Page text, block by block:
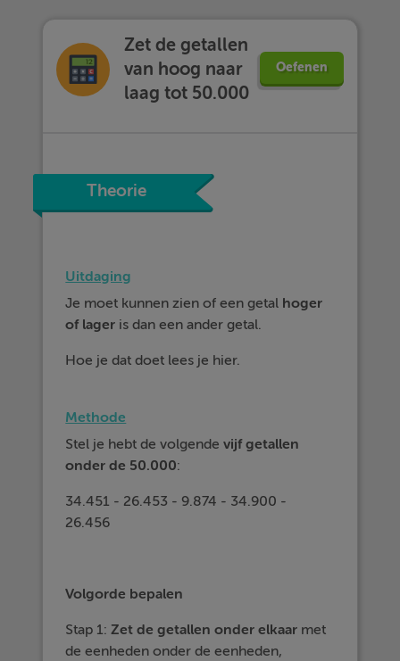
Zet de getallen
van hoog naar
laag tot 50.000
Oefenen
Theorie
Uitdaging
Je moet kunnen zien of een getal hoger
of lager is dan een ander getal.
Hoe je dat doet lees je hier.
Methode
Stel je hebt de volgendevijf getallen
onder de 50.000:
34.451 - 26.453 - 9.874 - 34.900 -
26.456
Volgorde bepalen
Stap 1:Zet de getallen onder elkaar met
de eenheden onder de eenheden,